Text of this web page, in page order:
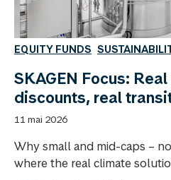
EQUITY FUNDS
SKAGEN Focus:
discounts, real
11 mai 2026
Why small and mid-caps –
where the real climate